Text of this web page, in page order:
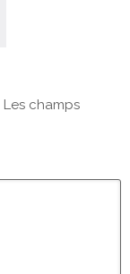
Les champs